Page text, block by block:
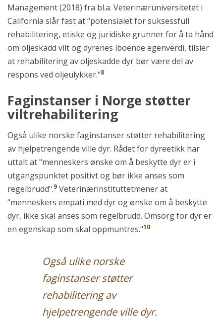
Management(2018) fra bl.a. Veterinæruniversitetet i
California slår fast at “potensialet for suksessfull
rehabilitering, etiske og juridiske grunner for å ta hånd
om oljeskadd vilt og dyrenes iboende egenverdi, tilsier
at rehabilitering av oljeskadde dyr bør være del av
respons ved oljeulykker."8
Faginstanser i Norge støtter
viltrehabilitering
Også ulike norske faginstanser støtter rehabilitering
av hjelpetrengende ville dyr. Rådet for dyreetikk har
uttalt at "menneskers ønske om å beskytte dyr er i
utgangspunktet positivt og bør ikke anses som
regelbrudd".9 Veterinærinstituttetmener at
"menneskers empati med dyr og ønske om å beskytte
dyr, ikke skal anses som regelbrudd. Omsorg for dyr er
en egenskap som skal oppmuntres."10
Også ulike norske
faginstanser støtter
rehabilitering av
hjelpetrengende ville dyr.